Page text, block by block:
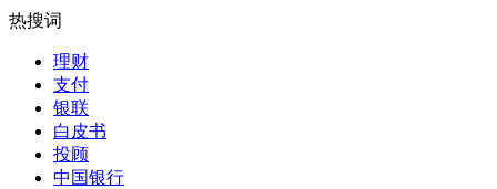
热搜词
理财
支付
银联
白皮书
投顾
中国银行